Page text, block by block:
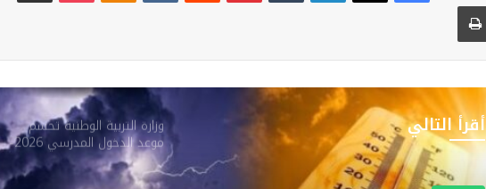
أقرأ التالي وزارة التربية الوطنية تحسم
موعد الدخول المدرسي 2026-
2027